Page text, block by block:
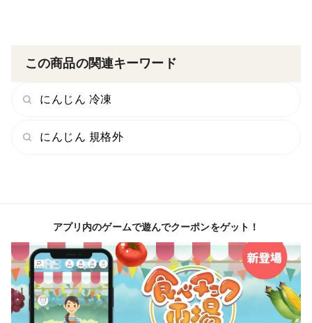
緑肥などを畑にすき込み、有効微生物資材の投入により
基本的には、火曜・金曜発送を予定していますが、
天候や、作業の都合などにより、発送日が前後する場合
がありますので、ご了承ください😌
※参考資料
この商品の関連キーワード
にんじん 冷凍
にんじん 規格外
アプリ内のゲームで遊んでクーポンをゲット！